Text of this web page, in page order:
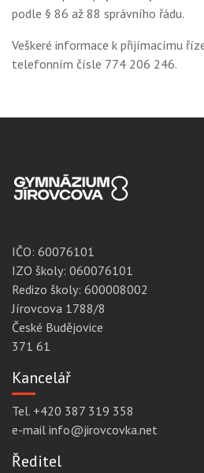
podle § 86 až 88 správního řádu.
Veškeré informace k přijímacímu
telefonním čísle 774 206 246.
IČO: 60076101
IZO školy: 060076101
Redizo školy: 600008002
Jírovcova 1788/8
České Budějovice
371 61
Kancelář
Tel. +420 387 319 358
e-mail info@jirovcovka.net
Ředitel